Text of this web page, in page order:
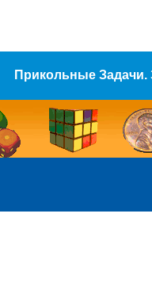
Прикольные Задачи.